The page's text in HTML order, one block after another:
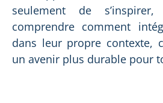
seulement de
comprendre comment
dans leur propre contexte,
un avenir plus durable pour